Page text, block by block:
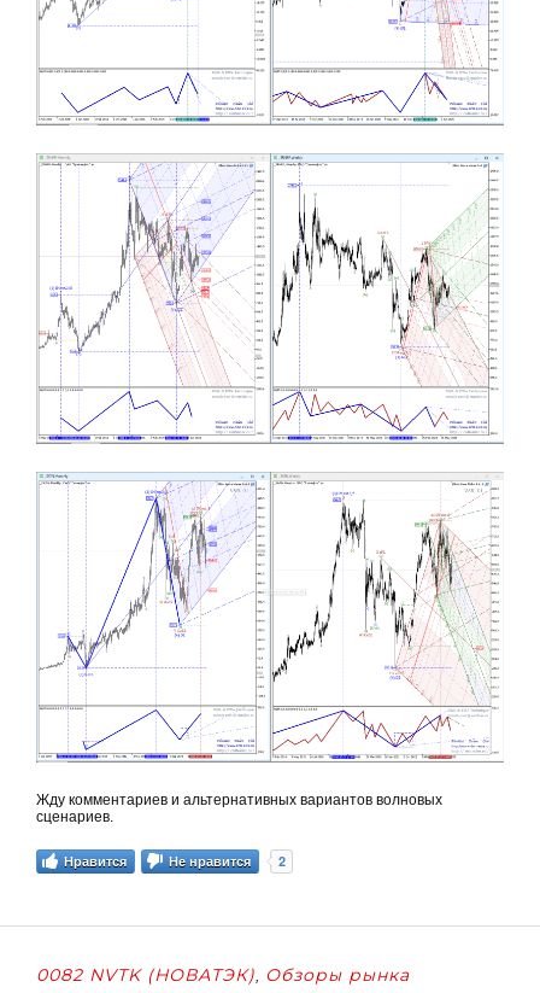
Жду комментариев и альтернативных вариантов волновых
сценариев.
Нравится 2
Не нравится
0082 NVTK (НОВАТЭК), Обзоры рынка